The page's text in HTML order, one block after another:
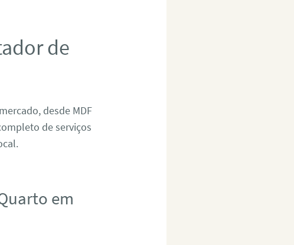
de
desde MDF
de serviços
em